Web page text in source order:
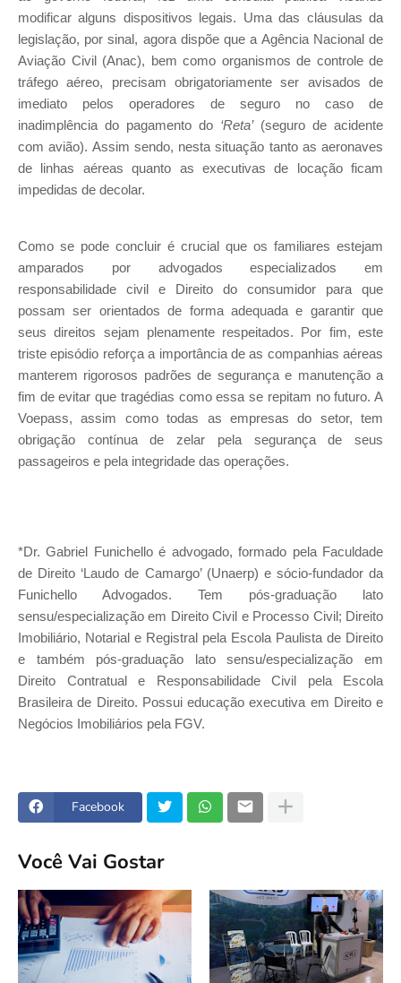
modificar alguns dispositivos legais. Uma das cláusulas da
legislação, por sinal, agora dispõe que a Agência Nacional de
Aviação Civil (Anac), bem como organismos de controle de
tráfego aéreo, precisam obrigatoriamente ser avisados de
imediato pelos operadores de seguro no caso de
inadimplência do pagamento do ‘Reta’ (seguro de acidente
com avião). Assim sendo, nesta situação tanto as aeronaves
de linhas aéreas quanto as executivas de locação ficam
impedidas de decolar.
Como se pode concluir é crucial que os familiares estejam
amparados por advogados especializados em
responsabilidade civil e Direito do consumidor para que
possam ser orientados de forma adequada e garantir que
seus direitos sejam plenamente respeitados. Por fim, este
triste episódio reforça a importância de as companhias aéreas
manterem rigorosos padrões de segurança e manutenção a
fim de evitar que tragédias como essa se repitam no futuro. A
Voepass, assim como todas as empresas do setor, tem
obrigação contínua de zelar pela segurança de seus
passageiros e pela integridade das operações.
*Dr. Gabriel Funichello é advogado, formado pela Faculdade
de Direito ‘Laudo de Camargo’ (Unaerp) e sócio-fundador da
Funichello Advogados. Tem pós-graduação lato
sensu/especialização em Direito Civil e Processo Civil; Direito
Imobiliário, Notarial e Registral pela Escola Paulista de Direito
e também pós-graduação lato sensu/especialização em
Direito Contratual e Responsabilidade Civil pela Escola
Brasileira de Direito. Possui educação executiva em Direito e
Negócios Imobiliários pela FGV.
Facebook
Você Vai Gostar